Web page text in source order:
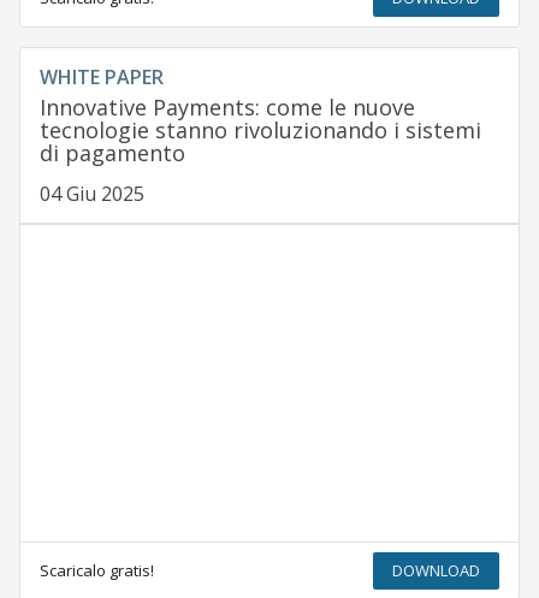
WHITE PAPER
Innovative Payments: come le nuove
tecnologie stanno rivoluzionando i sistemi
di pagamento
04 Giu 2025
Scaricalo gratis! DOWNLOAD